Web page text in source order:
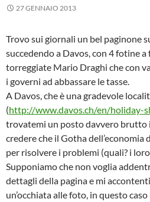
27 GENNAIO 2013
Trovo sui giornali un bel paginone
succedendo a Davos, con 4 fotine
torreggiate Mario Draghi che con
i governi ad abbassare le tasse.
A Davos, che è una gradevole
(http://www.davos.ch/en/holiday-
trovatemi un posto davvero brutto
credere che il Gotha
per risolvere i problemi (quali? i
Supponiamo che non voglia
dettagli della pagina e mi
un’occhiata alle foto, in questo